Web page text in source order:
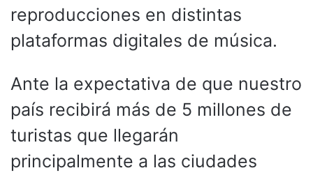
reproducciones en distintas
plataformas digitales de música.
Ante la expectativa de que nuestro
país recibirá más de 5 millones de
turistas que llegarán
principalmente a las ciudades